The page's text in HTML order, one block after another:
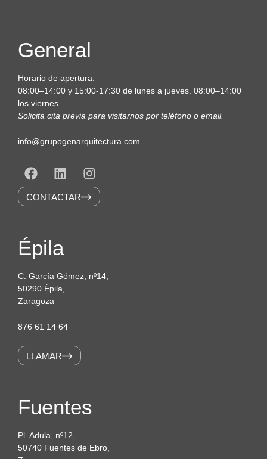
General
Horario de apertura:
08:00–14:00 y 15:00-17:30 de lunes a jueves. 08:00–14:00
los viernes.
Solicita cita previa para visitarnos por teléfono o email.
info@grupogenarquitectura.com
CONTACTAR
Épila
C. García Gómez, nº14,
50290 Épila,
Zaragoza
876 61 14 64
LLAMAR
Fuentes
Pl. Adula, nº12,
50740 Fuentes de Ebro,